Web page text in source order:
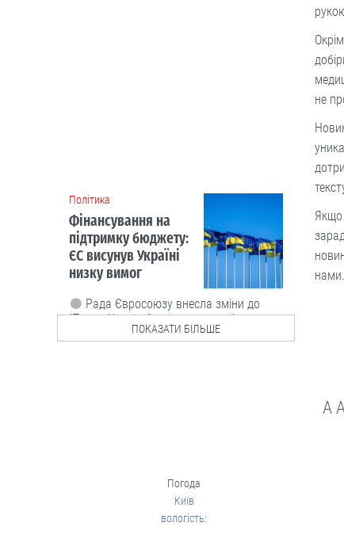
не
Якщо
нами.
A A
Погода
Київ
вологість:
педагогічних та наукових працівників.
ПОКАЗАТИ БІЛЬШЕ